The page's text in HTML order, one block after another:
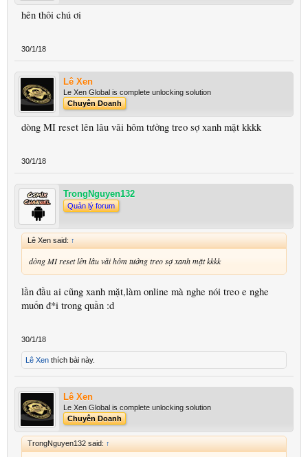
hên thôi chú ơi
30/1/18
Lê Xen
Le Xen Global is complete unlocking solution
Chuyên Doanh
dòng MI reset lên lâu vãi hôm tưởng treo sợ xanh mặt kkkk
30/1/18
TrongNguyen132
Quản lý forum
Lê Xen said: ↑
dòng MI reset lên lâu vãi hôm tưởng treo sợ xanh mặt kkkk
lần đầu ai cũng xanh mặt,làm online mà nghe nói treo e nghe
muốn đ*i trong quần :d
30/1/18
Lê Xen thích bài này.
Lê Xen
Le Xen Global is complete unlocking solution
Chuyên Doanh
TrongNguyen132 said: ↑